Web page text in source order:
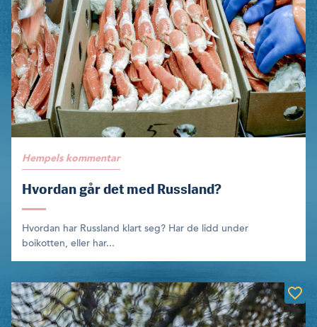
Hempels kommentar
Hvordan går det med Russland?
Hvordan har Russland klart seg? Har de lidd under
boikotten, eller har...